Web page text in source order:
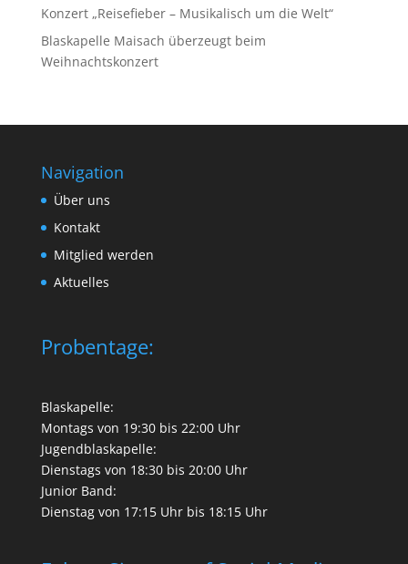
Konzert „Reisefieber – Musikalisch um die Welt“
Blaskapelle Maisach überzeugt beim
Weihnachtskonzert
Navigation
Über uns
Kontakt
Mitglied werden
Aktuelles
Probentage:
Blaskapelle:
Montags von 19:30 bis 22:00 Uhr
Jugendblaskapelle:
Dienstags von 18:30 bis 20:00 Uhr
Junior Band:
Dienstag von 17:15 Uhr bis 18:15 Uhr